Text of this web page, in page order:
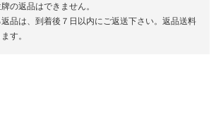
の返品はできません。
品は、到着後７日以内にご返送下さい。返品送料
す。